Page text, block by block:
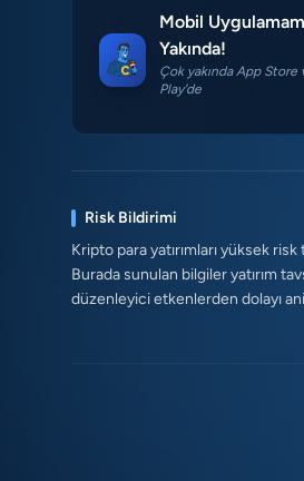
Mobil
Yakında!
Çok yakında App Store
Play'de
Risk Bildirimi
Kripto para yatırımları yüksek
Burada sunulan bilgiler yatırım
düzenleyici etkenlerden dolayı